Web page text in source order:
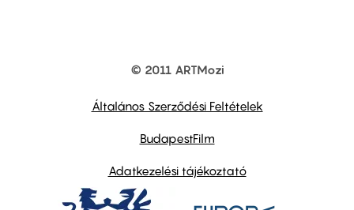
© 2011 ARTMozi
Általános Szerződési Feltételek
BudapestFilm
Adatkezelési tájékoztató